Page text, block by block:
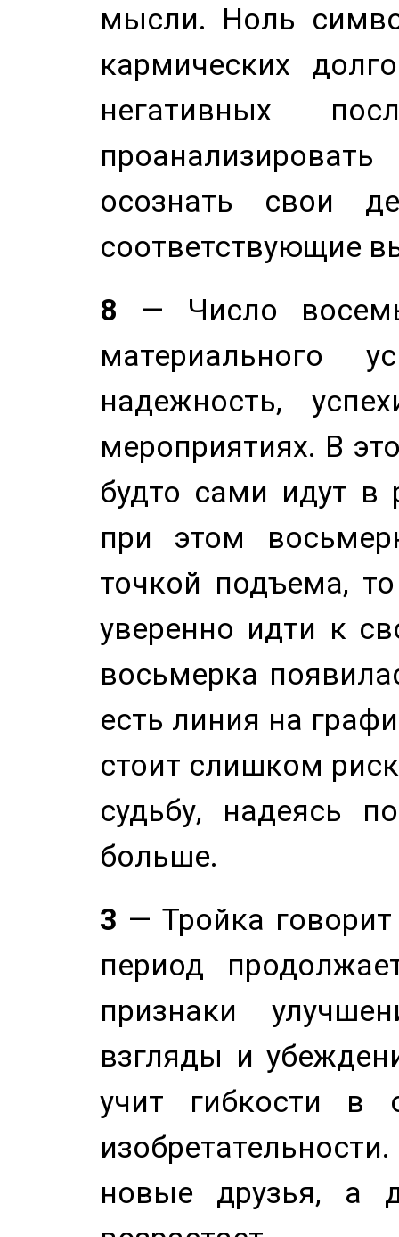
мысли. Ноль
кармических
негативных
осознать свои
соответствующие
8 — Число
материального
надежность,
мероприятиях. В
будто сами идут в
при этом
точкой подъема,
уверенно идти к
восьмерка
есть линия на
стоит слишком
судьбу, надеясь
больше.
3 — Тройка
период
признаки
взгляды и
учит гибкости в
новые друзья, а